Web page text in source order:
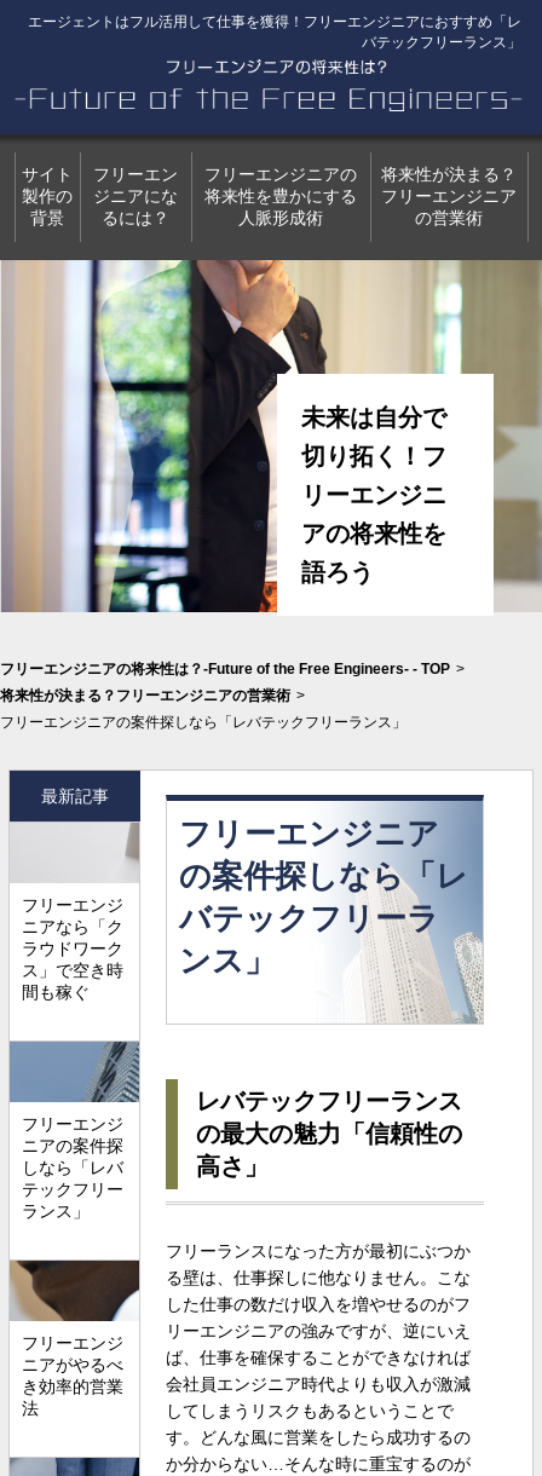
エージェントはフル活用して仕事を獲得！フリーエンジニアにおすすめ「レ
バテックフリーランス」
サイト
製作の
背景
フリーエン
ジニアにな
るには？
フリーエンジニアの
将来性を豊かにする
人脈形成術
将来性が決まる？
フリーエンジニア
の営業術
未来は自分で
切り拓く！フ
リーエンジニ
アの将来性を
語ろう
フリーエンジニアの将来性は？-Future of the Free Engineers- - TOP >
将来性が決まる？フリーエンジニアの営業術 >
フリーエンジニアの案件探しなら「レバテックフリーランス」
最新記事
フリーエンジ
ニアなら「ク
ラウドワーク
ス」で空き時
間も稼ぐ
フリーエンジ
ニアの案件探
しなら「レバ
テックフリー
ランス」
フリーエンジ
ニアがやるべ
き効率的営業
法
フリーエンジニア
の案件探しなら「レ
バテックフリーラ
ンス」
レバテックフリーランス
の最大の魅力「信頼性の
高さ」
フリーランスになった方が最初にぶつか
る壁は、仕事探しに他なりません。こな
した仕事の数だけ収入を増やせるのがフ
リーエンジニアの強みですが、逆にいえ
ば、仕事を確保することができなければ
会社員エンジニア時代よりも収入が激減
してしまうリスクもあるということで
す。どんな風に営業をしたら成功するの
か分からない…そんな時に重宝するのが